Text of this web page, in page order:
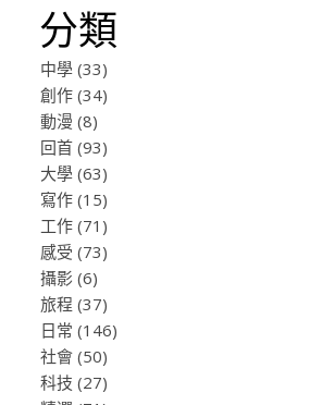
分類
中學(33)
創作(34)
動漫 (8)
回首(93)
大學(63)
寫作(15)
工作(71)
感受 (73)
攝影 (6)
旅程 (37)
日常 (146)
社會(50)
科技 (27)